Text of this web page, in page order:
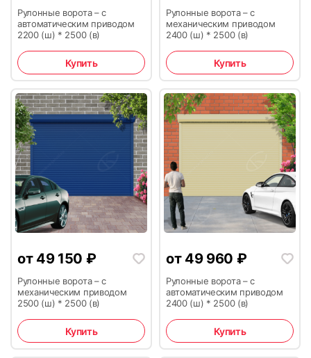
19 20
21 22
23 24
Рулонные ворота – с
автоматическим приводом
2200 (ш) * 2500 (в)
Купить
Рулонные ворота – с
механическим приводом
2400 (ш) * 2500 (в)
Купить
от 49 150 ₽
Рулонные ворота – с
механическим приводом
2500 (ш) * 2500 (в)
Купить
от 49 960 ₽
Рулонные ворота – с
автоматическим приводом
2400 (ш) * 2500 (в)
Купить